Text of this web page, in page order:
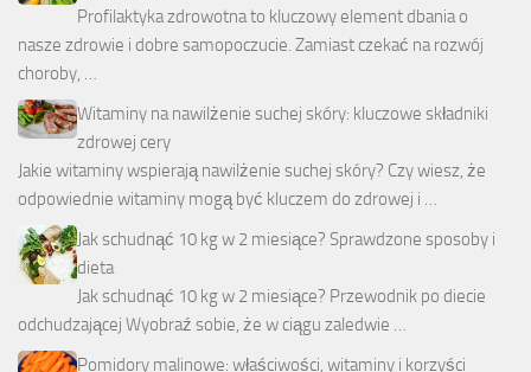
Profilaktyka zdrowotna to kluczowy element dbania o
nasze zdrowie i dobre samopoczucie. Zamiast czekać na rozwój
choroby, …
Witaminy na nawilżenie suchej skóry: kluczowe składniki
zdrowej cery
Jakie witaminy wspierają nawilżenie suchej skóry? Czy wiesz, że
odpowiednie witaminy mogą być kluczem do zdrowej i …
Jak schudnąć 10 kg w 2 miesiące? Sprawdzone sposoby i
dieta
Jak schudnąć 10 kg w 2 miesiące? Przewodnik po diecie
odchudzającej Wyobraź sobie, że w ciągu zaledwie …
Pomidory malinowe: właściwości, witaminy i korzyści